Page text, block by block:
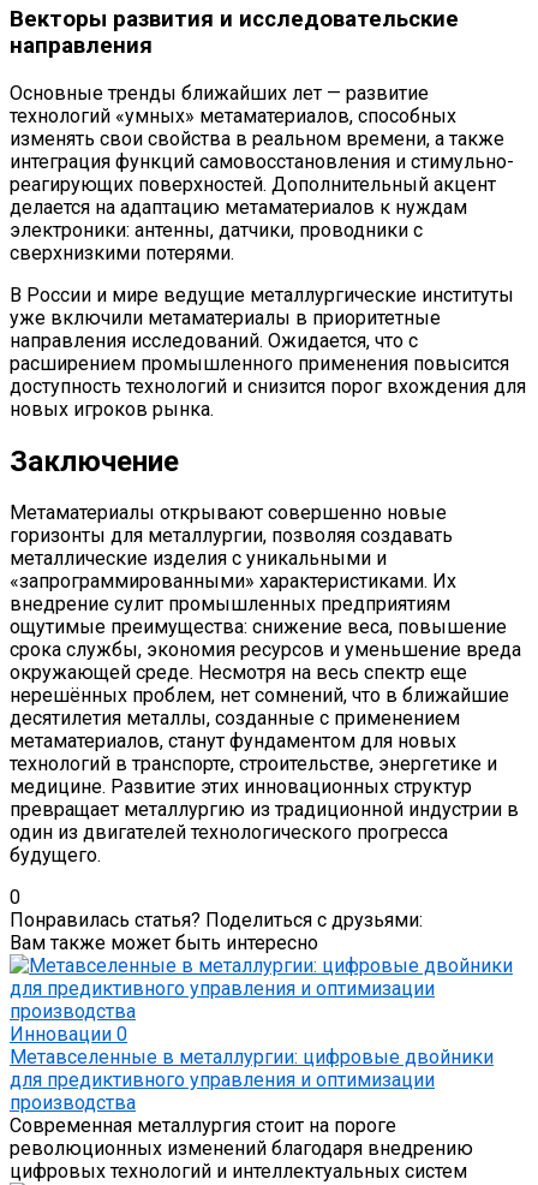
Векторы развития и исследовательские
направления
Основные тренды ближайших лет — развитие
технологий «умных» метаматериалов, способных
изменять свои свойства в реальном времени, а также
интеграция функций самовосстановления и стимульно-
реагирующих поверхностей. Дополнительный акцент
делается на адаптацию метаматериалов к нуждам
электроники: антенны, датчики, проводники с
сверхнизкими потерями.
В России и мире ведущие металлургические институты
уже включили метаматериалы в приоритетные
направления исследований. Ожидается, что с
расширением промышленного применения повысится
доступность технологий и снизится порог вхождения для
новых игроков рынка.
Заключение
Метаматериалы открывают совершенно новые
горизонты для металлургии, позволяя создавать
металлические изделия с уникальными и
«запрограммированными» характеристиками. Их
внедрение сулит промышленных предприятиям
ощутимые преимущества: снижение веса, повышение
срока службы, экономия ресурсов и уменьшение вреда
окружающей среде. Несмотря на весь спектр еще
нерешённых проблем, нет сомнений, что в ближайшие
десятилетия металлы, созданные с применением
метаматериалов, станут фундаментом для новых
технологий в транспорте, строительстве, энергетике и
медицине. Развитие этих инновационных структур
превращает металлургию из традиционной индустрии в
один из двигателей технологического прогресса
будущего.
0
Понравилась статья? Поделиться с друзьями:
Вам также может быть интересно
Инновации 0
Метавселенные в металлургии: цифровые двойники
для предиктивного управления и оптимизации
производства
Современная металлургия стоит на пороге
революционных изменений благодаря внедрению
цифровых технологий и интеллектуальных систем